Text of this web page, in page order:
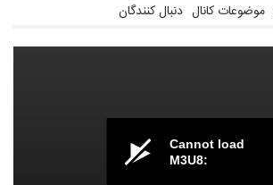
موضوعات کانال دنبال کنندگان
Cannot load
M3U8: